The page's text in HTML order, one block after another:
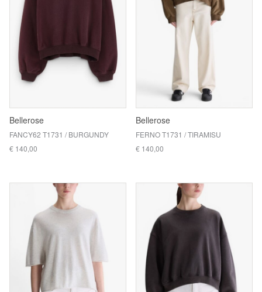
Bellerose
FANCY62 T1731 / BURGUNDY
€ 140,00
Bellerose
FERNO T1731 / TIRAMISU
€ 140,00